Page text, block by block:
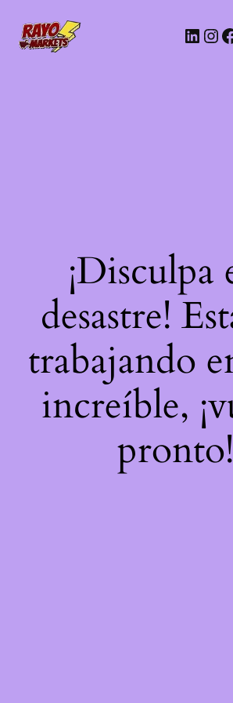
¡Disculpa
desastre!
trabajando
increíble,
pronto!